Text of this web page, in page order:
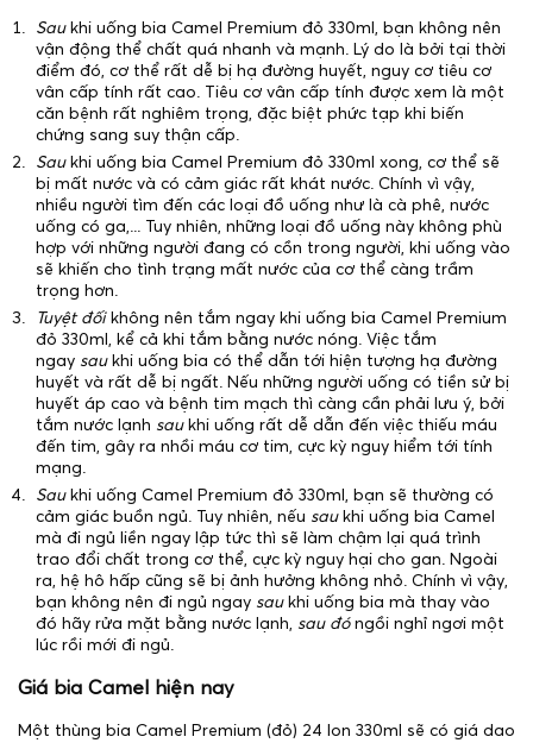
Sau khi uống bia Camel Premium đỏ 330ml, bạn không nên
vận động thể chất quá nhanh và mạnh. Lý do là bởi tại thời
điểm đó, cơ thể rất dễ bị hạ đường huyết, nguy cơ tiêu cơ
vân cấp tính rất cao. Tiêu cơ vân cấp tính được xem là một
căn bệnh rất nghiêm trọng, đặc biệt phức tạp khi biến
chứng sang suy thận cấp.
Sau khi uống bia Camel Premium đỏ 330ml xong, cơ thể sẽ
bị mất nước và có cảm giác rất khát nước. Chính vì vậy,
nhiều người tìm đến các loại đồ uống như là cà phê, nước
uống có ga,... Tuy nhiên, những loại đồ uống này không phù
hợp với những người đang có cồn trong người, khi uống vào
sẽ khiến cho tình trạng mất nước của cơ thể càng trầm
trọng hơn.
Tuyệt đối không nên tắm ngay khi uống bia Camel Premium
đỏ 330ml, kể cả khi tắm bằng nước nóng. Việc tắm
ngay sau khi uống bia có thể dẫn tới hiện tượng hạ đường
huyết và rất dễ bị ngất. Nếu những người uống có tiền sử bị
huyết áp cao và bệnh tim mạch thì càng cần phải lưu ý, bởi
tắm nước lạnh sau khi uống rất dễ dẫn đến việc thiếu máu
đến tim, gây ra nhồi máu cơ tim, cực kỳ nguy hiểm tới tính
mạng.
Sau khi uống Camel Premium đỏ 330ml, bạn sẽ thường có
cảm giác buồn ngủ. Tuy nhiên, nếu sau khi uống bia Camel
mà đi ngủ liền ngay lập tức thì sẽ làm chậm lại quá trình
trao đổi chất trong cơ thể, cực kỳ nguy hại cho gan. Ngoài
ra, hệ hô hấp cũng sẽ bị ảnh hưởng không nhỏ. Chính vì vậy,
bạn không nên đi ngủ ngay sau khi uống bia mà thay vào
đó hãy rửa mặt bằng nước lạnh, sau đó ngồi nghỉ ngơi một
lúc rồi mới đi ngủ.
Giá bia Camel hiện nay
Một thùng bia Camel Premium (đỏ) 24 lon 330ml sẽ có giá dao